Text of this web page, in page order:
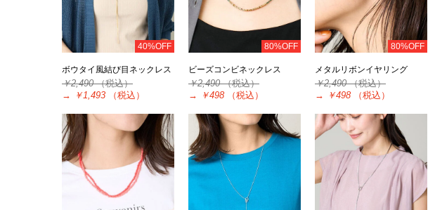
40%OFF
ボウタイ風結び目ネックレス
￥2,490（税込）
→
￥1,493 （税込）
80%OFF
ビーズコンビネックレス
￥2,490（税込）
→
￥498 （税込）
80%OFF
メタルリボンイヤリング
￥2,490（税込）
→
￥498 （税込）